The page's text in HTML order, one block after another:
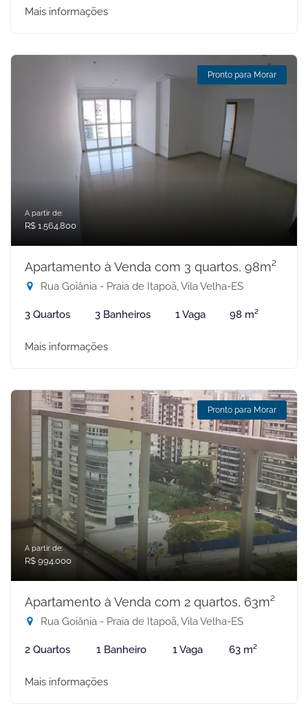
Mais informações
Pronto para Morar
A partir de:
R$ 1.564.800
Apartamento à Venda com 3 quartos, 98m²
Rua Goiânia - Praia de Itapoã, Vila Velha-ES
3 Quartos 3 Banheiros 1 Vaga 98 m²
Mais informações
Pronto para Morar
A partir de:
R$ 994.000
Apartamento à Venda com 2 quartos, 63m²
Rua Goiânia - Praia de Itapoã, Vila Velha-ES
2 Quartos 1 Banheiro 1 Vaga 63 m²
Mais informações